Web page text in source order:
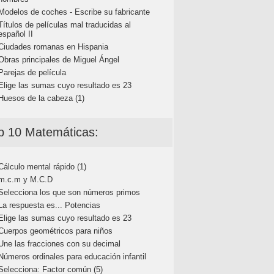
de coches - Escribe su fabricante
de películas mal traducidas al
II
romanas en Hispania
principales de Miguel Ángel
de película
las sumas cuyo resultado es 23
de la cabeza (1)
10 Matemáticas:
mental rápido (1)
y M.C.D
los que son números primos
respuesta es... Potencias
las sumas cuyo resultado es 23
geométricos para niños
las fracciones con su decimal
ordinales para educación infantil
Factor común (5)